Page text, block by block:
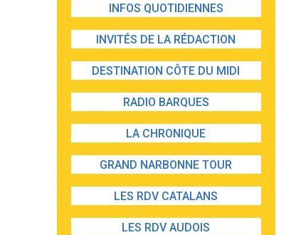
INFOS QUOTIDIENNES
INVITÉS DE LA RÉDACTION
DESTINATION CÔTE DU MIDI
RADIO BARQUES
LA CHRONIQUE
GRAND NARBONNE TOUR
LES RDV CATALANS
LES RDV AUDOIS